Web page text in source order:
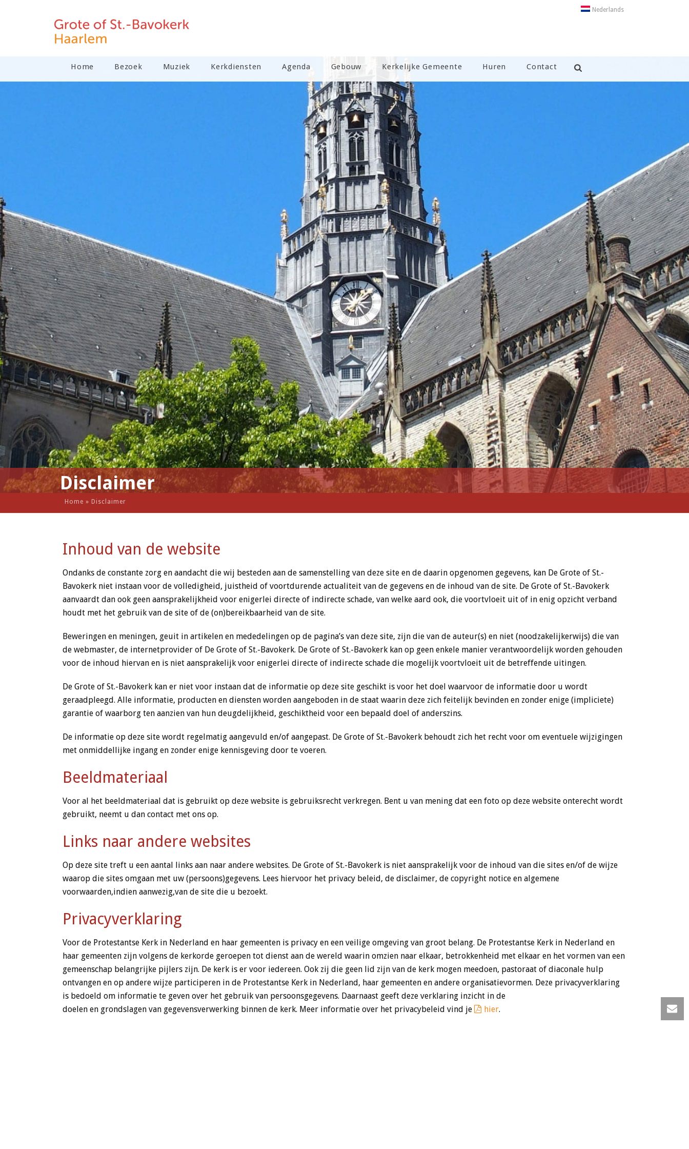
Nederlands
Home Bezoek Muziek Kerkdiensten Agenda Gebouw Kerkelijke Gemeente Huren Contact
Disclaimer
Home » Disclaimer
Inhoud van de website
Ondanks de constante zorg en aandacht die wij besteden aan de samenstelling van deze site en de daarin opgenomen gegevens, kan De Grote of St.-
Bavokerk niet instaan voor de volledigheid, juistheid of voortdurende actualiteit van de gegevens en de inhoud van de site. De Grote of St.-Bavokerk
aanvaardt dan ook geen aansprakelijkheid voor enigerlei directe of indirecte schade, van welke aard ook, die voortvloeit uit of in enig opzicht verband
houdt met het gebruik van de site of de (on)bereikbaarheid van de site.
Beweringen en meningen, geuit in artikelen en mededelingen op de pagina’s van deze site, zijn die van de auteur(s) en niet (noodzakelijkerwijs) die van
de webmaster, de internetprovider of De Grote of St.-Bavokerk. De Grote of St.-Bavokerk kan op geen enkele manier verantwoordelijk worden gehouden
voor de inhoud hiervan en is niet aansprakelijk voor enigerlei directe of indirecte schade die mogelijk voortvloeit uit de betreffende uitingen.
De Grote of St.-Bavokerk kan er niet voor instaan dat de informatie op deze site geschikt is voor het doel waarvoor de informatie door u wordt
geraadpleegd. Alle informatie, producten en diensten worden aangeboden in de staat waarin deze zich feitelijk bevinden en zonder enige (impliciete)
garantie of waarborg ten aanzien van hun deugdelijkheid, geschiktheid voor een bepaald doel of anderszins.
De informatie op deze site wordt regelmatig aangevuld en/of aangepast. De Grote of St.-Bavokerk behoudt zich het recht voor om eventuele wijzigingen
met onmiddellijke ingang en zonder enige kennisgeving door te voeren.
Beeldmateriaal
Voor al het beeldmateriaal dat is gebruikt op deze website is gebruiksrecht verkregen. Bent u van mening dat een foto op deze website onterecht wordt
gebruikt, neemt u dan contact met ons op.
Links naar andere websites
Op deze site treft u een aantal links aan naar andere websites. De Grote of St.-Bavokerk is niet aansprakelijk voor de inhoud van die sites en/of de wijze
waarop die sites omgaan met uw (persoons)gegevens. Lees hiervoor het privacy beleid, de disclaimer, de copyright notice en algemene
voorwaarden,indien aanwezig,van de site die u bezoekt.
Privacyverklaring
Voor de Protestantse Kerk in Nederland en haar gemeenten is privacy en een veilige omgeving van groot belang. De Protestantse Kerk in Nederland en
haar gemeenten zijn volgens de kerkorde geroepen tot dienst aan de wereld waarin omzien naar elkaar, betrokkenheid met elkaar en het vormen van een
gemeenschap belangrijke pijlers zijn. De kerk is er voor iedereen. Ook zij die geen lid zijn van de kerk mogen meedoen, pastoraat of diaconale hulp
ontvangen en op andere wijze participeren in de Protestantse Kerk in Nederland, haar gemeenten en andere organisatievormen. Deze privacyverklaring
is bedoeld om informatie te geven over het gebruik van persoonsgegevens. Daarnaast geeft deze verklaring inzicht in de
doelen en grondslagen van gegevensverwerking binnen de kerk. Meer informatie over het privacybeleid vind je
hier.